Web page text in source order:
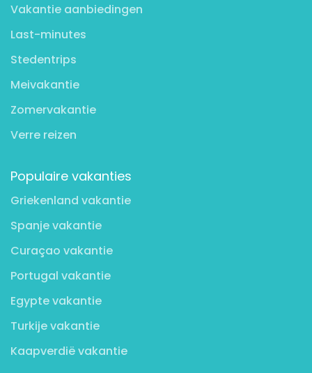
Vakantie aanbiedingen
Last-minutes
Stedentrips
Meivakantie
Zomervakantie
Verre reizen
Populaire vakanties
Griekenland vakantie
Spanje vakantie
Curaçao vakantie
Portugal vakantie
Egypte vakantie
Turkije vakantie
Kaapverdië vakantie